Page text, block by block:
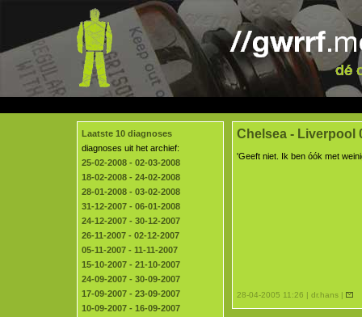
Laatste 10 diagnoses
diagnoses uit het archief:
25-02-2008 - 02-03-2008
18-02-2008 - 24-02-2008
28-01-2008 - 03-02-2008
31-12-2007 - 06-01-2008
24-12-2007 - 30-12-2007
26-11-2007 - 02-12-2007
05-11-2007 - 11-11-2007
15-10-2007 - 21-10-2007
24-09-2007 - 30-09-2007
17-09-2007 - 23-09-2007
10-09-2007 - 16-09-2007
Chelsea - Liverpool
'Geeft niet. Ik ben óók met
28-04-2005 11:26 | dr.hans |